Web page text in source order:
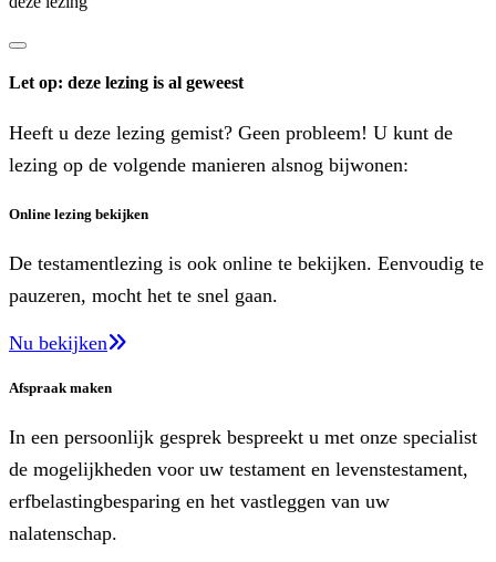
Let op: deze lezing is al geweest
Heeft u deze lezing gemist? Geen probleem! U kunt de
lezing op de volgende manieren alsnog bijwonen:
Online lezing bekijken
De testamentlezing is ook online te bekijken. Eenvoudig te
pauzeren, mocht het te snel gaan.
Nu bekijken
Afspraak maken
In een persoonlijk gesprek bespreekt u met onze specialist
de mogelijkheden voor uw testament en levenstestament,
erfbelastingbesparing en het vastleggen van uw
nalatenschap.